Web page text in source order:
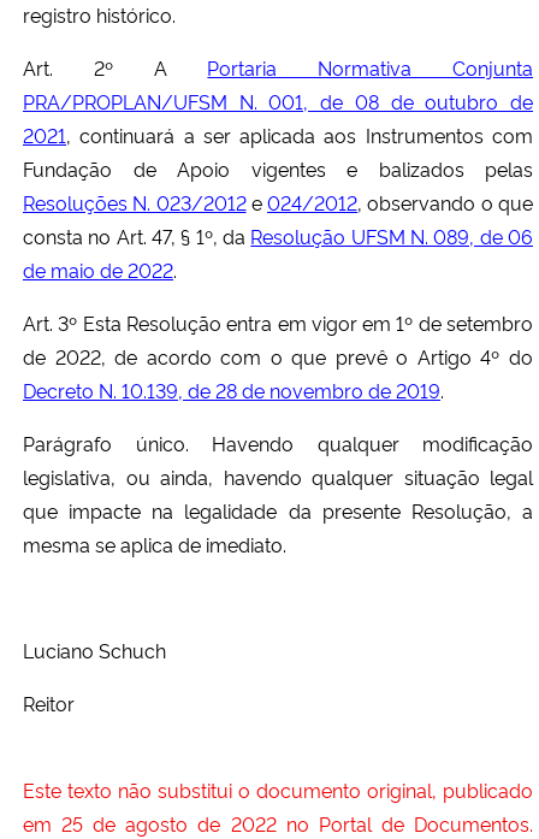
registro histórico.
Art. 2º A Portaria Normativa Conjunta
PRA/PROPLAN/UFSM N. 001, de 08 de outubro de
2021, continuará a ser aplicada aos Instrumentos com
Fundação de Apoio vigentes e balizados pelas
Resoluções N. 023/2012e024/2012, observando o que
consta no Art. 47, § 1º, da Resolução UFSM N. 089, de 06
de maio de 2022.
Art. 3º Esta Resolução entra em vigor em 1º de setembro
de 2022, de acordo com o que prevê o Artigo 4º do
Decreto N. 10.139, de 28 de novembro de 2019.
Parágrafo único. Havendo qualquer modificação
legislativa, ou ainda, havendo qualquer situação legal
que impacte na legalidade da presente Resolução, a
mesma se aplica de imediato.
Luciano Schuch
Reitor
Este texto não substitui o documento original, publicado
em 25 de agosto de 2022 no Portal de Documentos.